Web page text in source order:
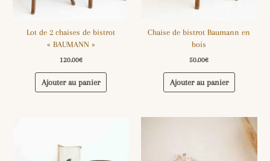
Lot de 2 chaises de bistrot
« BAUMANN »
120.00€
Ajouter au panier
Chaise de bistrot Baumann en
bois
50.00€
Ajouter au panier